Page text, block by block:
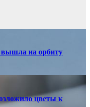
вышла на орбиту
цветы к